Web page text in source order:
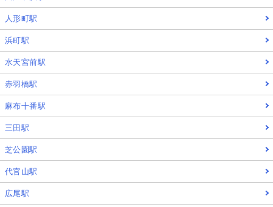
人形町駅
浜町駅
水天宮前駅
赤羽橋駅
麻布十番駅
三田駅
芝公園駅
代官山駅
広尾駅